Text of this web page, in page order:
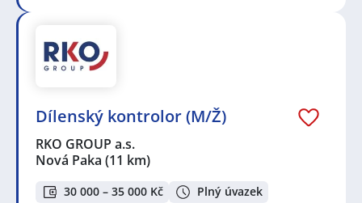
Dílenský kontrolor (M/Ž)
RKO GROUP a.s.
Nová Paka (11 km)
30 000 – 35 000 Kč Plný úvazek